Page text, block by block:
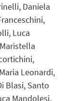
Daniela
Luca
Leonardi,
Blasi, Santo
Mandolesi,